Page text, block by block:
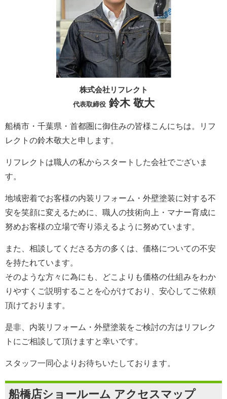
株式会社リフレクト
代表取締役鈴木 敬大
船橋市・千葉県・首都圏に御住みの皆様こんにちは。
リフ
レクト の鈴木敬大と申します。
リフレクト は職人の私からスタートした会社でございま
す。
地域密着でお客様の内装リフォーム・外壁塗装に対する不
安を笑顔に変えるために、職人の技術向上・マナー育成に
努めお客様の立場で寄り添えるように努めています。
また、相談してくださる方の多くは、価格についての不安
を持たれています。
そのような方々に為にも、どこよりも価格の仕組みをわか
りやすくご説明することを心がけており、安心してご依頼
頂けております。
是非、内装リフォーム・外壁塗装をご検討の方は リフレク
ト にご相談して頂けますと幸いです。
スタッフ一同心よりお待ちいたしております。
船橋店ショールーム アクセスマップ